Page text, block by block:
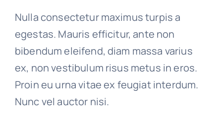
Nulla consectetur maximus turpis a
egestas. Mauris efficitur, ante non
bibendum eleifend, diam massa varius
ex, non vestibulum risus metus in eros.
Proin eu urna vitae ex feugiat interdum.
Nunc vel auctor nisi.